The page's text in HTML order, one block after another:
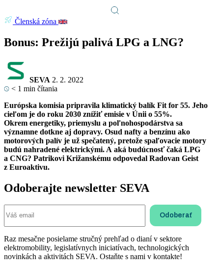
Členská zóna
Bonus: Prežijú palivá LPG a LNG?
SEVA 2. 2. 2022
< 1 min čítania
Európska komisia pripravila klimatický balík Fit for 55. Jeho
cieľom je do roku 2030 znížiť emisie v Únii o 55%.
Okrem energetiky, priemyslu a poľnohospodárstva sa
významne dotkne aj dopravy. Osud nafty a benzínu ako
motorových palív je už spečatený, pretože spaľovacie motory
budú nahradené elektrickými. A aká budúcnosť čaká LPG
a CNG? Patrikovi Križanskému odpovedal Radovan Geist
z Euroaktivu.
Odoberajte newsletter SEVA
Raz mesačne posielame stručný prehľad o dianí v sektore
elektromobility, legislatívnych iniciatívach, technologických
novinkách a aktivitách SEVA. Ostaňte s nami v kontakte!